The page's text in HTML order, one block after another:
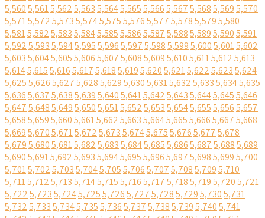
5,5605,5615,5625,5635,5645,5655,5665,5675,5685,5695,570
5,5715,5725,5735,5745,5755,5765,5775,5785,5795,580
5,5815,5825,5835,5845,5855,5865,5875,5885,5895,5905,591
5,5925,5935,5945,5955,5965,5975,5985,5995,6005,6015,602
5,6035,6045,6055,6065,6075,6085,6095,6105,6115,6125,613
5,6145,6155,6165,6175,6185,6195,6205,6215,6225,6235,624
5,6255,6265,6275,6285,6295,6305,6315,6325,6335,6345,635
5,6365,6375,6385,6395,6405,6415,6425,6435,6445,6455,646
5,6475,6485,6495,6505,6515,6525,6535,6545,6555,6565,657
5,6585,6595,6605,6615,6625,6635,6645,6655,6665,6675,668
5,6695,6705,6715,6725,6735,6745,6755,6765,6775,678
5,6795,6805,6815,6825,6835,6845,6855,6865,6875,6885,689
5,6905,6915,6925,6935,6945,6955,6965,6975,6985,6995,700
5,7015,7025,7035,7045,7055,7065,7075,7085,7095,710
5,7115,7125,7135,7145,7155,7165,7175,7185,7195,7205,721
5,7225,7235,7245,7255,7265,7275,7285,7295,7305,731
5,7325,7335,7345,7355,7365,7375,7385,7395,7405,741